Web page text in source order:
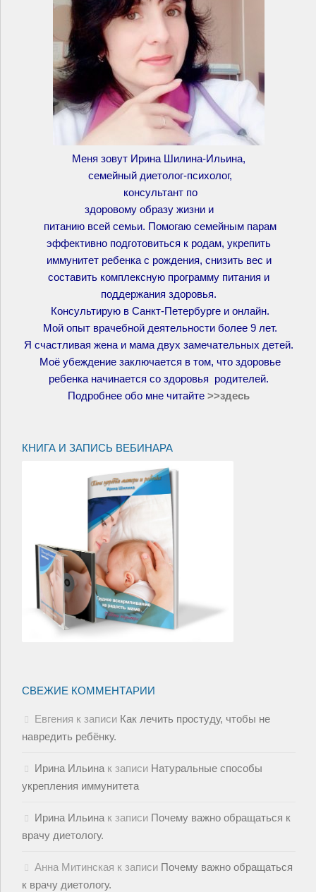
Меня зовут Ирина Шилина-Ильина,
семейный диетолог-психолог,
консультант по
здоровому образу жизни и
питанию всей семьи. Помогаю семейным парам
эффективно подготовиться к родам, укрепить
иммунитет ребенка с рождения, снизить вес и
составить комплексную программу питания и
поддержания здоровья.
Консультирую в Санкт-Петербурге и онлайн.
Мой опыт врачебной деятельности более 9 лет.
Я счастливая жена и мама двух замечательных детей.
Моё убеждение заключается в том, что здоровье
ребенка начинается со здоровья родителей.
Подробнее обо мне читайте >>здесь
КНИГА И ЗАПИСЬ ВЕБИНАРА
СВЕЖИЕ КОММЕНТАРИИ
Евгения к записи Как лечить простуду, чтобы не
навредить ребёнку.
Ирина Ильина к записи Натуральные способы
укрепления иммунитета
Ирина Ильина к записи Почему важно обращаться к
врачу диетологу.
Анна Митинская к записи Почему важно обращаться
к врачу диетологу.